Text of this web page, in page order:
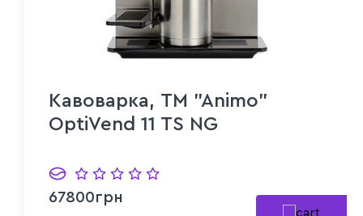
Кавоварка, TM "Animo"
OptiVend 11 TS NG
67800грн